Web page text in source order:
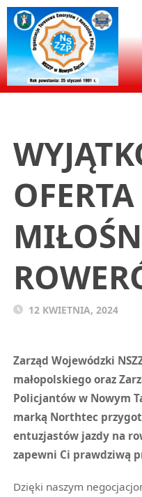
12 KWIETNIA, 2024
Zarząd Wojewódzki
małopolskiego oraz
Policjantów w Nowym
marką Northtec
entuzjastów jazdy na
zapewni Ci prawdziwą
Dzięki naszym